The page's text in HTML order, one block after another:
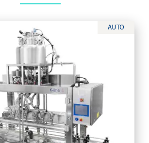
AUTO